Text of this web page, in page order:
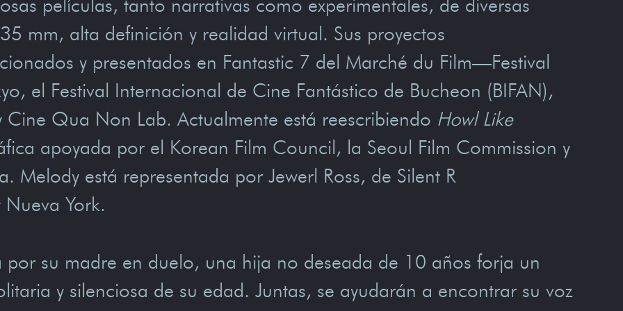
películas, tanto narrativas como experimentales, de diversas
mm, alta definición y realidad virtual. Sus proyectos
y presentados en Fantastic 7 del Marché du Film—Festival
el Festival Internacional de Cine Fantástico de Bucheon (BIFAN),
Cine Qua Non Lab. Actualmente está reescribiendo Howl Like
apoyada por el Korean Film Council, la Seoul Film Commission y
Melody está representada por Jewerl Ross, de Silent R
York.
su madre en duelo, una hija no deseada de 10 años forja un
y silenciosa de su edad. Juntas, se ayudarán a encontrar su voz